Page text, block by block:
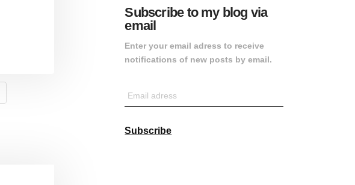
Subscribe to my blog via
email
Enter your email adress to receive
notifications of new posts by email.
Email
adress
Subscribe